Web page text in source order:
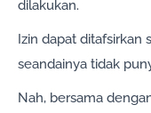
dilakukan.
Izin dapat ditafsirkan
seandainya tidak
Nah, bersama